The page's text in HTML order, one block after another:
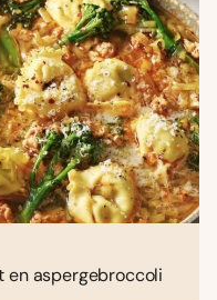
en aspergebroccoli